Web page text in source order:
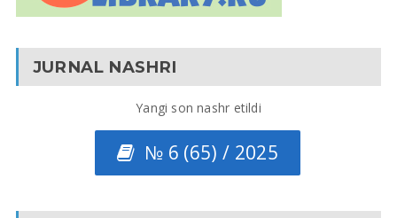
JURNAL NASHRI
Yangi son nashr etildi
№ 6 (65) / 2025